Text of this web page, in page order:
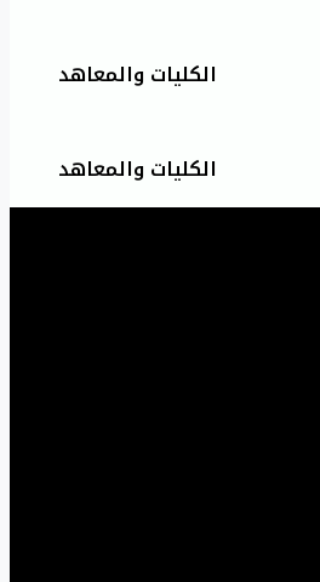
الكليات والمعاهد
الكليات والمعاهد